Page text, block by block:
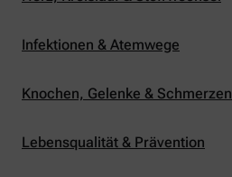
Infektionen & Atemwege
Knochen, Gelenke & Schmerzen
Lebensqualität & Prävention